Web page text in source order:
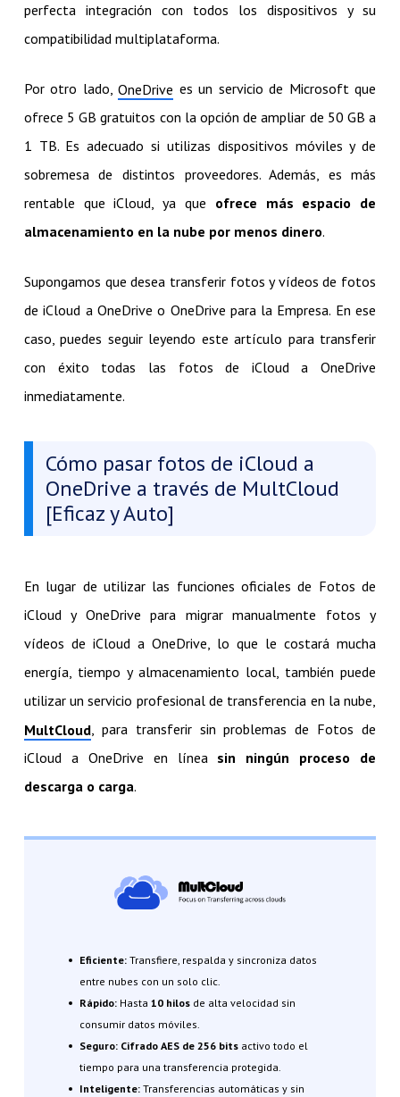
perfecta integración con todos los dispositivos y su
compatibilidad multiplataforma.
Por otro lado,OneDrive es un servicio de Microsoft que
ofrece 5 GB gratuitos con la opción de ampliar de 50 GB a
1 TB. Es adecuado si utilizas dispositivos móviles y de
sobremesa de distintos proveedores. Además, es más
rentable que iCloud, ya que ofrece más espacio de
almacenamiento en la nube por menos dinero.
Supongamos que desea transferir fotos y vídeos de fotos
de iCloud a OneDrive o OneDrive para la Empresa. En ese
caso, puedes seguir leyendo este artículo para transferir
con éxito todas las fotos de iCloud a OneDrive
inmediatamente.
Cómo pasar fotos de iCloud a
OneDrive a través de MultCloud
[Eficaz y Auto]
En lugar de utilizar las funciones oficiales de Fotos de
iCloud y OneDrive para migrar manualmente fotos y
vídeos de iCloud a OneDrive, lo que le costará mucha
energía, tiempo y almacenamiento local, también puede
utilizar un servicio profesional de transferencia en la nube,
MultCloud, para transferir sin problemas de Fotos de
iCloud a OneDrive en línea sin ningún proceso de
descarga o carga.
Eficiente:Transfiere, respalda y sincroniza datos
entre nubes con un solo clic.
Rápido:Hasta 10 hilosde alta velocidad sin
consumir datos móviles.
Seguro: Cifrado AES de 256 bitsactivo todo el
tiempo para una transferencia protegida.
Inteligente:Transferencias automáticas y sin